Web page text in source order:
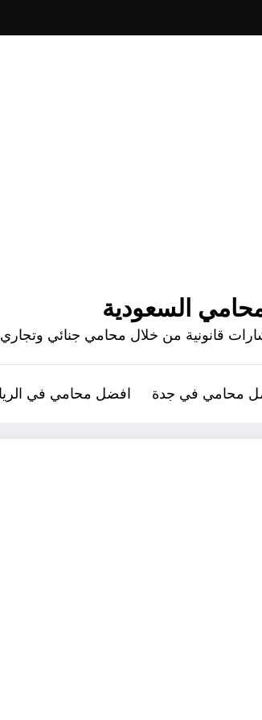
السعودية
قانونية من خلال محامي جنائي وتجاري
محامي في جدة افضل محامي في